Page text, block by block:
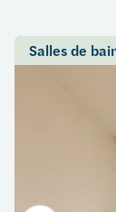
Salles de